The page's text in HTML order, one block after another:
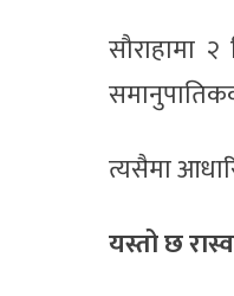
सौराहामा
त्यसैमा
यस्तो छ